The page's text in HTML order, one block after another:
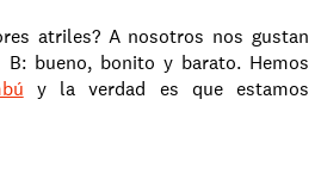
atriles? A nosotros nos gustan
bueno, bonito y barato. Hemos
y la verdad es que estamos